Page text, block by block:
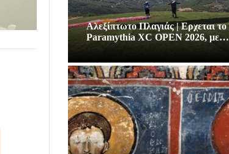
Αλεξίπτωτο Πλαγιάς | Ερχεται το
Paramythia XC OPEN 2026, με…